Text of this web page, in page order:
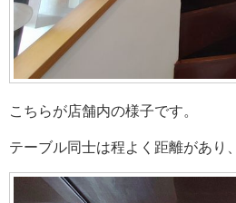
こちらが店舗内の様子です。
テーブル同士は程よく距離があり